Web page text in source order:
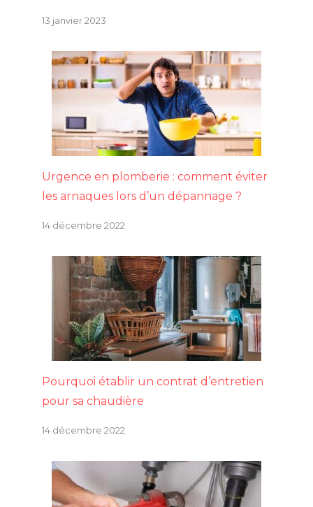
13 janvier 2023
Urgence en plomberie : comment éviter
les arnaques lors d’un dépannage ?
14 décembre 2022
Pourquoi établir un contrat d’entretien
pour sa chaudière
14 décembre 2022